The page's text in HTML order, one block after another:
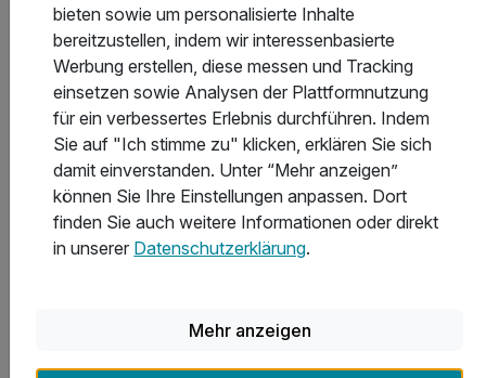
Kurzurlaub in Längenfeld
Weinreise Mosel 2026
bieten sowie um personalisierte Inhalte
bereitzustellen, indem wir interessenbasierte
Werbung erstellen, diese messen und Tracking
einsetzen sowie Analysen der Plattformnutzung
für ein verbessertes Erlebnis durchführen. Indem
Sie auf "Ich stimme zu" klicken, erklären Sie sich
damit einverstanden. Unter “Mehr anzeigen”
können Sie Ihre Einstellungen anpassen. Dort
finden Sie auch weitere Informationen oder direkt
in unserer Datenschutzerklärung.
Mehr anzeigen